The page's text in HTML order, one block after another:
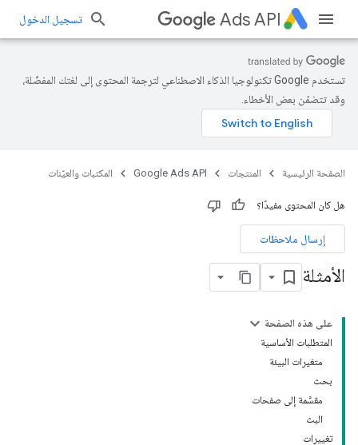
Ads API تسجيل الدخول
تستخدم Google تكنولوجيا الذكاء الاصطناعي لترجمة المحتوى إلى لغتك المفضّلة،
وقد تتضمّن بعض الأخطاء.
الصفحة الرئيسية المنتجات Google Ads API المكتبات والعيّنات
هل كان المحتوى مفيدًا؟
إرسال ملاحظات
الأمثلة
على هذه الصفحة
المتطلبات الأساسية
متغيرات البيئة
بحث
مقسَّمة إلى صفحات
البث
تغييرات